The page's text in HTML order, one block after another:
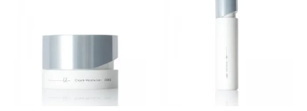
ンの生成を抑え、シミ・ソバカスを
防ぐ*2 化粧膜のくずれにくさ、肌
をうるおして保護すること*3 オル
ビス内最高の紫外線カットレベル*4
シュ除く）*2 オルビス内スキンケ
る*5 乾燥、ハリ・ツヤのなさ
*6 乾燥による*7 保湿成分*8
ロニセラカエルレア果汁、ノバラエ
メラニン生成を防ぎ未来のシミ・ソ
バカスを予防します。さらに独自研
究に基づいた浸透型ハリ保湿成分
(*6)で大人肌にハリ感をプラス。す
ーラ・オルビスグループ独自の美白
ミの原因になると考えられる“メラ
ニンの塊”を居座らせない(*1)、粉砕
と排出サポート(*5)の2ステップで
メラニンの蓄積を抑え、シミ・ソバ